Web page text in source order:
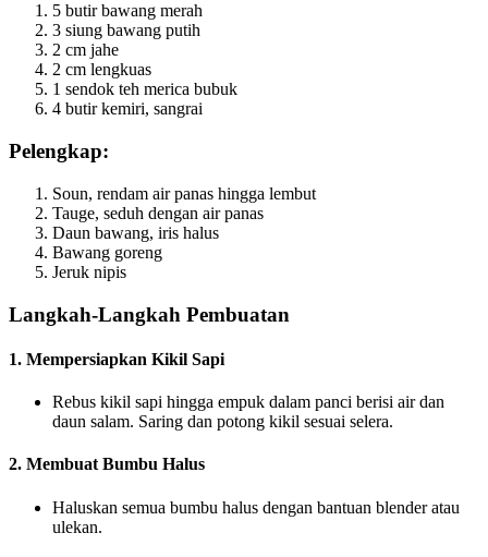
5 butir bawang merah
3 siung bawang putih
2 cm jahe
2 cm lengkuas
1 sendok teh merica bubuk
4 butir kemiri, sangrai
Pelengkap:
Soun, rendam air panas hingga lembut
Tauge, seduh dengan air panas
Daun bawang, iris halus
Bawang goreng
Jeruk nipis
Langkah-Langkah Pembuatan
1. Mempersiapkan Kikil Sapi
Rebus kikil sapi hingga empuk dalam panci berisi air dan
daun salam. Saring dan potong kikil sesuai selera.
2. Membuat Bumbu Halus
Haluskan semua bumbu halus dengan bantuan blender atau
ulekan.